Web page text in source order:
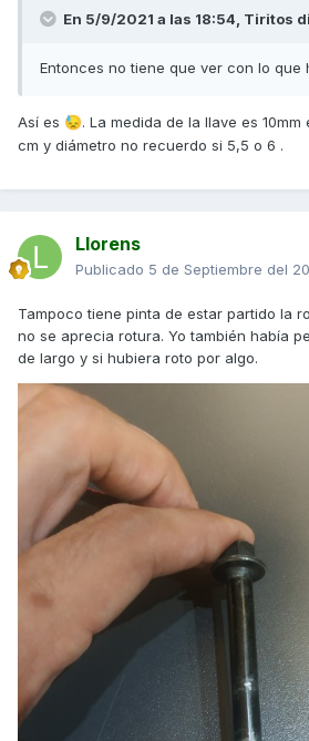
En 5/9/2021 a las 18:54, Tiritos
Entonces no tiene que ver con lo que
Así es 😓. La medida de la llave es
cm y diámetro no recuerdo si 5,5 o 6 .
Llorens
Publicado 5 de Septiembre del
Tampoco tiene pinta de estar partido la
no se aprecia rotura. Yo también había
de largo y si hubiera roto por algo.